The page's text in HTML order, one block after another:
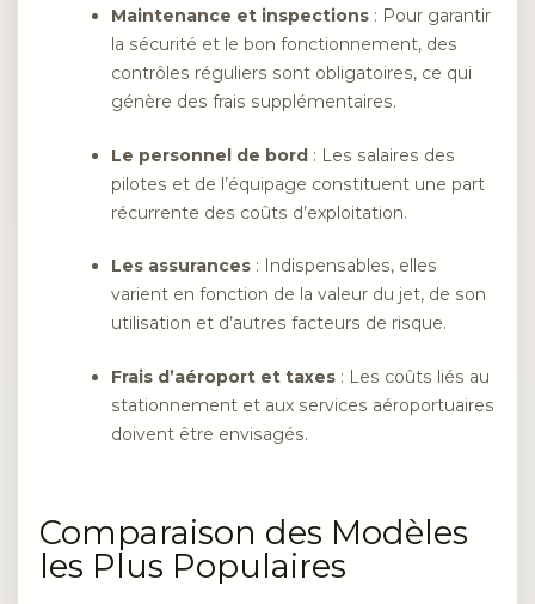
Maintenance et inspections : Pour garantir
la sécurité et le bon fonctionnement, des
contrôles réguliers sont obligatoires, ce qui
génère des frais supplémentaires.
Le personnel de bord : Les salaires des
pilotes et de l’équipage constituent une part
récurrente des coûts d’exploitation.
Les assurances : Indispensables, elles
varient en fonction de la valeur du jet, de son
utilisation et d’autres facteurs de risque.
Frais d’aéroport et taxes : Les coûts liés au
stationnement et aux services aéroportuaires
doivent être envisagés.
Comparaison des Modèles
les Plus Populaires